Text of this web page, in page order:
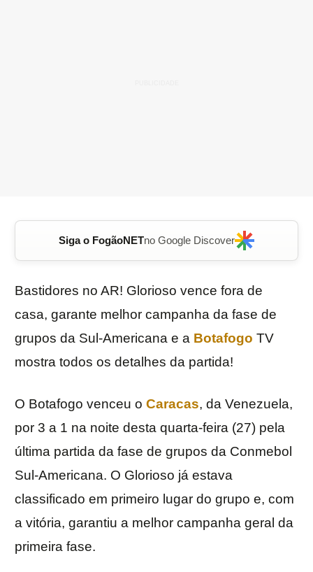
Siga o FogãoNETno Google Discover
Bastidores no AR! Glorioso vence fora de
casa, garante melhor campanha da fase de
grupos da Sul-Americana e a Botafogo TV
mostra todos os detalhes da partida!
O Botafogo venceu o Caracas, da Venezuela,
por 3 a 1 na noite desta quarta-feira (27) pela
última partida da fase de grupos da Conmebol
Sul-Americana. O Glorioso já estava
classificado em primeiro lugar do grupo e, com
a vitória, garantiu a melhor campanha geral da
primeira fase.